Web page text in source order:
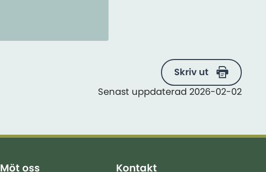
Skriv ut
Senast uppdaterad 2026-02-02
Möt oss Kontakt